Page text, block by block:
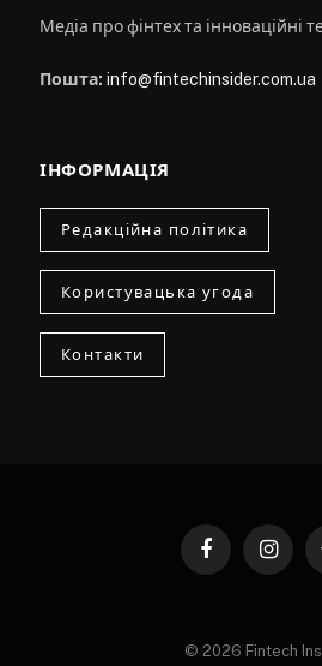
Медіа про фінтех та інноваційні
Пошта: info@fintechinsider.com.ua
ІНФОРМАЦІЯ
Редакційна політика
Користувацька угода
Контакти
Facebook
© 2026 Fintech